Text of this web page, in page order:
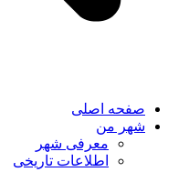
صفحه اصلی
شهر من
معرفی شهر
اطلاعات تاریخی